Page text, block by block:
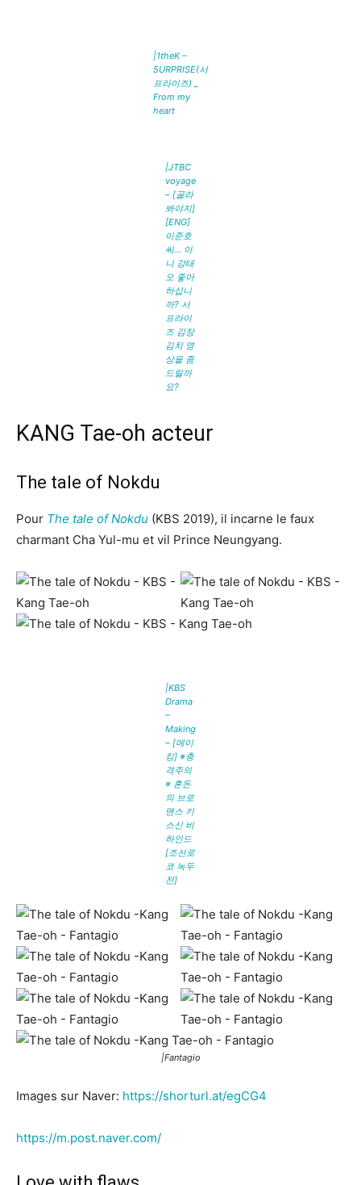
|1theK –
5URPRISE(서
프라이즈) _
From my
heart
|JTBC
voyage
– [골라
봐야지]
[ENG]
이준호
씨… 아
니 강태
오 좋아
하십니
까? 서
프라이
즈 김장
김치 영
상을 좀
드릴까
요?
KANG Tae-oh acteur
The tale of Nokdu
Pour The tale of Nokdu (KBS 2019), il incarne le faux
charmant Cha Yul-mu et vil Prince Neungyang.
|KBS
Drama
–
Making
– [메이
킹] ※충
격주의
※ 혼돈
의 브로
맨스 키
스신 비
하인드
[조선로
코 녹두
전]
|Fantagio
Images sur Naver: https://shorturl.at/egCG4
https://m.post.naver.com/